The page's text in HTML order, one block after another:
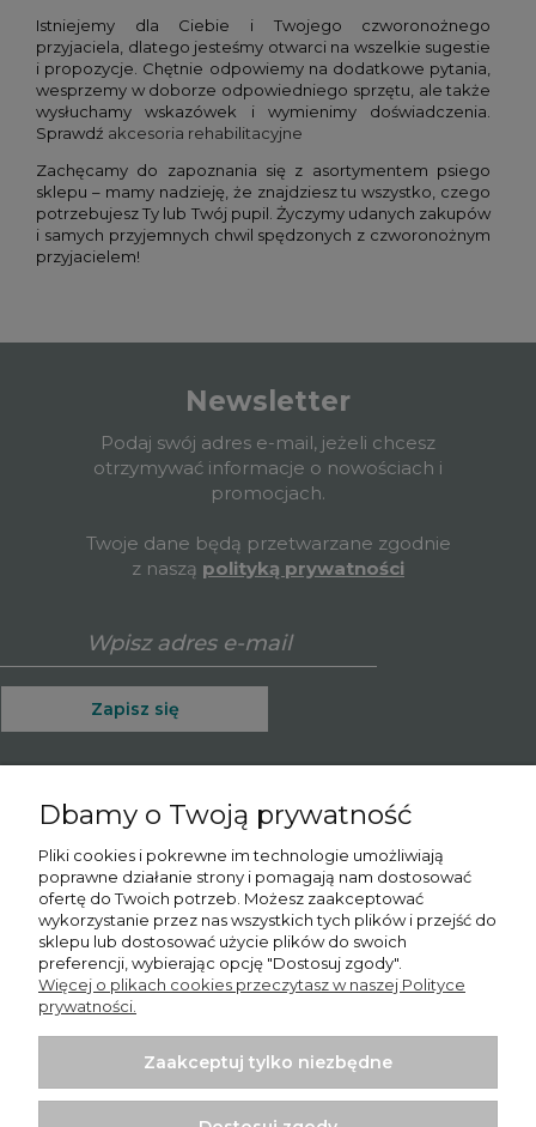
Istniejemy dla Ciebie i Twojego czworonożnego
przyjaciela, dlatego jesteśmy otwarci na wszelkie sugestie
i propozycje. Chętnie odpowiemy na dodatkowe pytania,
wesprzemy w doborze odpowiedniego sprzętu, ale także
wysłuchamy wskazówek i wymienimy doświadczenia.
Sprawdź akcesoria rehabilitacyjne
Zachęcamy do zapoznania się z asortymentem psiego
sklepu – mamy nadzieję, że znajdziesz tu wszystko, czego
potrzebujesz Ty lub Twój pupil. Życzymy udanych zakupów
i samych przyjemnych chwil spędzonych z czworonożnym
przyjacielem!
Newsletter
Podaj swój adres e-mail, jeżeli chcesz
otrzymywać informacje o nowościach i
promocjach.
Twoje dane będą przetwarzane zgodnie
z naszą polityką prywatności
Zapisz się
Informacje
Moje konto
Płatności i dostawa
Potrzebujesz pomocy? Skontaktuj się z nami!
780065102
sprzedaz@psishop.pl
Dbamy o Twoją prywatność
Pliki cookies i pokrewne im technologie umożliwiają
poprawne działanie strony i pomagają nam dostosować
ofertę do Twoich potrzeb. Możesz zaakceptować
wykorzystanie przez nas wszystkich tych plików i przejść do
sklepu lub dostosować użycie plików do swoich
preferencji, wybierając opcję "Dostosuj zgody".
Więcej o plikach cookies przeczytasz w naszej Polityce
prywatności.
Zaakceptuj tylko niezbędne